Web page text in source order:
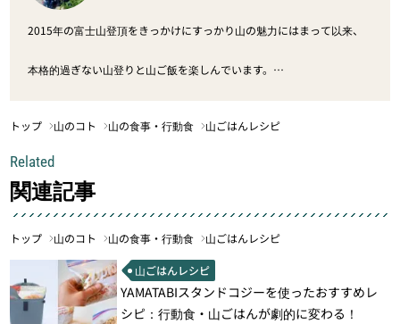
2015年の富士山登頂をきっかけにすっかり山の魅力にはまって以来、
本格的過ぎない山登りと山ご飯を楽しんでいます。
トップ
山のコト 山の食事・行動食 山ごはんレシピ
Related
関連記事
トップ 山のコト 山の食事・行動食 山ごはんレシピ
山ごはんレシピ
YAMATABIスタンドコジーを使ったおすすめレ
シピ：行動食・山ごはんが劇的に変わる！